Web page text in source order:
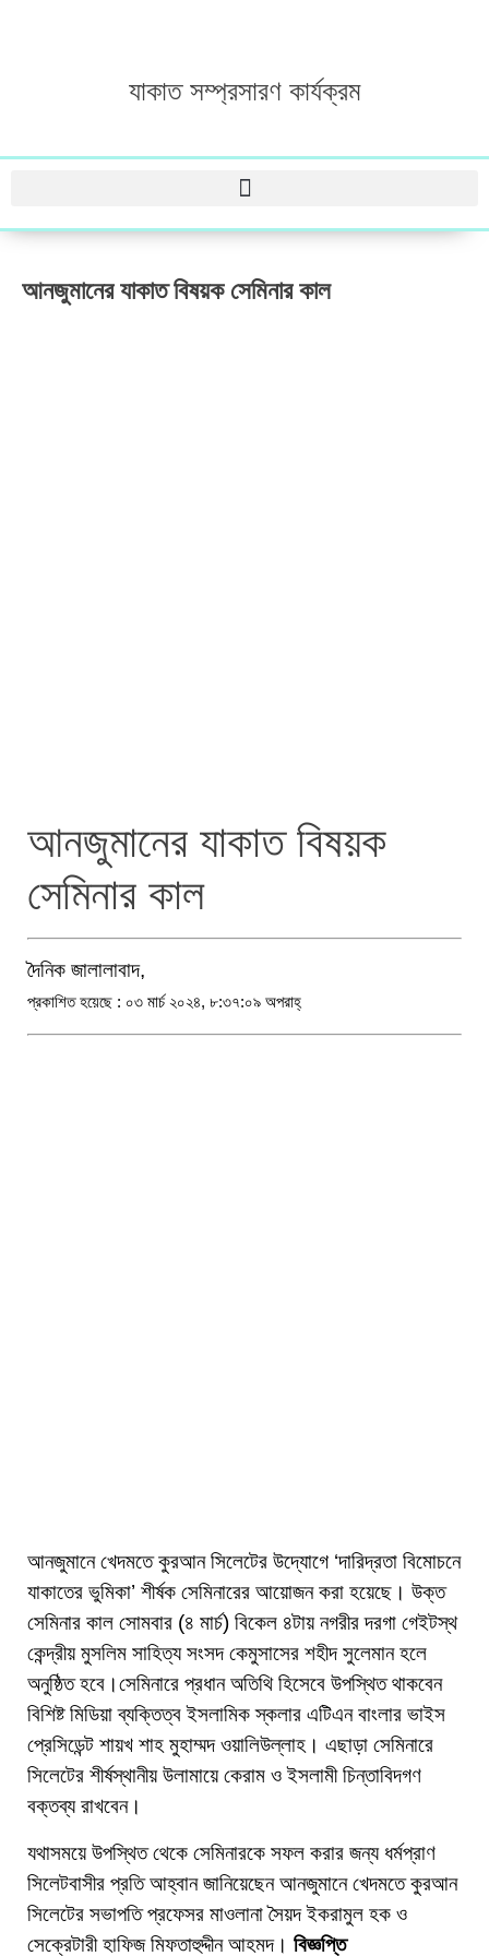
যাকাত সম্প্রসারণ কার্যক্রম
আনজুমানের যাকাত বিষয়ক সেমিনার কাল
আনজুমানের যাকাত বিষয়ক
সেমিনার কাল
দৈনিক জালালাবাদ,
প্রকাশিত হয়েছে : ০৩ মার্চ ২০২৪, ৮:৩৭:০৯ অপরাহ্
আনজুমানে খেদমতে কুরআন সিলেটের উদ্যোগে ‘দারিদ্রতা বিমোচনে
যাকাতের ভুমিকা’ শীর্ষক সেমিনারের আয়োজন করা হয়েছে। উক্ত
সেমিনার কাল সোমবার (৪ মার্চ) বিকেল ৪টায় নগরীর দরগা গেইটস্থ
কেন্দ্রীয় মুসলিম সাহিত্য সংসদ কেমুসাসের শহীদ সুলেমান হলে
অনুষ্ঠিত হবে।সেমিনারে প্রধান অতিথি হিসেবে উপস্থিত থাকবেন
বিশিষ্ট মিডিয়া ব্যক্তিত্ব ইসলামিক স্কলার এটিএন বাংলার ভাইস
প্রেসিডেন্ট শায়খ শাহ মুহাম্মদ ওয়ালিউল্লাহ। এছাড়া সেমিনারে
সিলেটের শীর্ষস্থানীয় উলামায়ে কেরাম ও ইসলামী চিন্তাবিদগণ
বক্তব্য রাখবেন।
যথাসময়ে উপস্থিত থেকে সেমিনারকে সফল করার জন্য ধর্মপ্রাণ
সিলেটবাসীর প্রতি আহ্বান জানিয়েছেন আনজুমানে খেদমতে কুরআন
সিলেটের সভাপতি প্রফেসর মাওলানা সৈয়দ ইকরামুল হক ও
সেক্রেটারী হাফিজ মিফতাহুদ্দীন আহমদ। বিজ্ঞপ্তি